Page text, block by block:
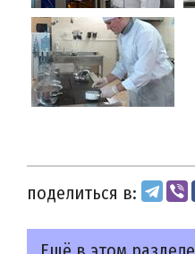
поделиться в: